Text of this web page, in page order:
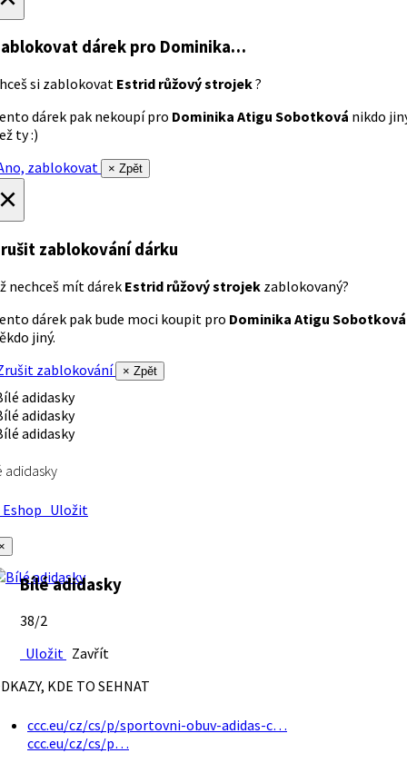
dárek pro Dominika…
si zablokovat Estrid růžový strojek?
dárek pak nekoupí pro Dominika Atigu Sobotková nikdo
ty :)
zablokovat
× Zpět
zablokování dárku
nechceš mít dárek Estrid růžový strojek zablokovaný?
dárek pak bude moci koupit pro Dominika Atigu Sobotková
jiný.
zablokování
× Zpět
adidasky
Uložit
Bílé adidasky
38/2
Uložit Zavřít
KDE TO SEHNAT
ccc.eu/cz/cs/p/sportovni-obuv-adidas-c…
ccc.eu/cz/cs/p…